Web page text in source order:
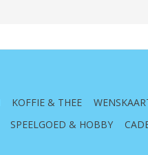
KOFFIE & THEE
SPEELGOED & HOBBY